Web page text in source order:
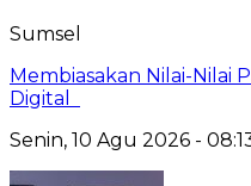
Sumsel
Membiasakan Nilai-Nilai
Digital
Senin, 10 Agu 2026 -